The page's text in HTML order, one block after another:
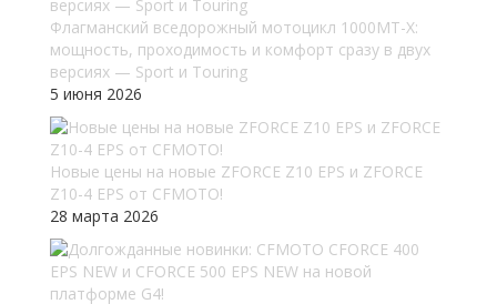
Флагманский вседорожный мотоцикл 1000MT-X:
мощность, проходимость и комфорт сразу в двух
версиях — Sport и Touring
5 июня 2026
Новые цены на новые ZFORCE Z10 EPS и ZFORCE
Z10-4 EPS от CFMOTO!
28 марта 2026